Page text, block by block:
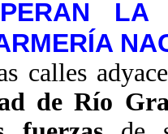
LA
calles
de Río